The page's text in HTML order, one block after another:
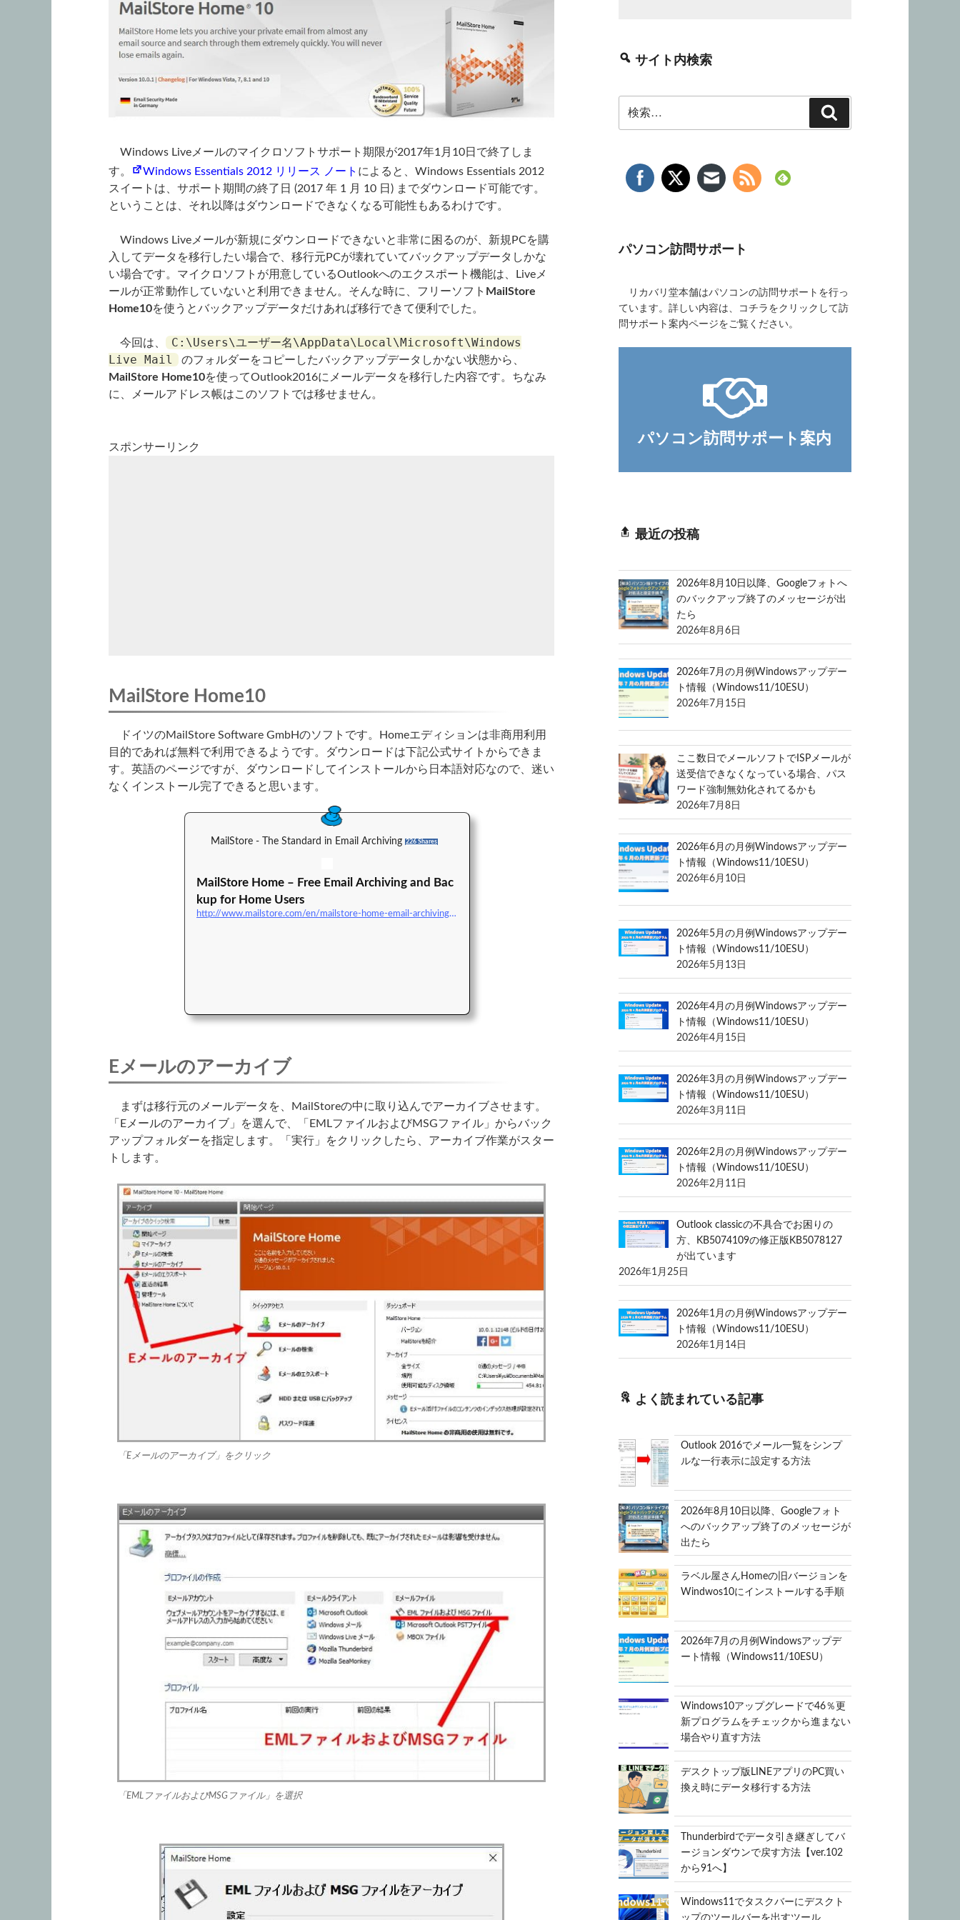
Windows Liveメールのマイクロソフトサポート期限が2017年1月10日で終了しま
す。
Windows Essentials 2012 リリース ノート によると、Windows Essentials 2012
スイートは、サポート期間の終了日 (2017 年 1 月 10 日) までダウンロード可能です。
ということは、それ以降はダウンロードできなくなる可能性もあるわけです。
Windows Liveメールが新規にダウンロードできないと非常に困るのが、新規PCを購
入してデータを移行したい場合で、移行元PCが壊れていてバックアップデータしかな
い場合です。マイクロソフトが用意しているOutlookへのエクスポート機能は、Liveメ
ールが正常動作していないと利用できません。そんな時に、フリーソフト MailStore
Home10を使うとバックアップデータだけあれば移行できて便利でした。
今回は、
C:\Users\ユーザー名\AppData\Local\Microsoft\Windows
Live Mail
のフォルダーをコピーしたバックアップデータしかない状態から、
MailStore Home10を使ってOutlook2016にメールデータを移行した内容です。ちなみ
に、メールアドレス帳はこのソフトでは移せません。
スポンサーリンク
MailStore Home10
ドイツのMailStore Software GmbHのソフトです。Homeエディションは非商用利用
目的であれば無料で利用できるようです。ダウンロードは下記公式サイトからできま
す。英語のページですが、ダウンロードしてインストールから日本語対応なので、迷い
なくインストール完了できると思います。
MailStore - The Standard in Email Archiving 226 Shares
MailStore Home – Free Email Archiving and Bac
kup for Home Users
http://www.mailstore.com/en/mailstore-home-email-archiving.aspx
Eメールのアーカイブ
まずは移行元のメールデータを、MailStoreの中に取り込んでアーカイブさせます。
「Eメールのアーカイブ」を選んで、「EMLファイルおよびMSGファイル」からバック
アップフォルダーを指定します。「実行」をクリックしたら、アーカイブ作業がスター
トします。
「Eメールのアーカイブ」をクリック
「EMLファイルおよびMSGファイル」を選択
サイト内検索
索:
索
パソコン訪問サポート
リカバリ堂本舗はパソコンの訪問サポートを行っ
ています。詳しい内容は、コチラをクリックして訪
問サポート案内ページをご覧ください。
パソコン訪問サポート案内
最近の投稿
2026年8月10日以降、Googleフォトへ
のバックアップ終了のメッセージが出
たら
2026年8月6日
2026年7月の月例Windowsアップデー
ト情報（Windows11/10ESU）
2026年7月15日
ここ数日でメールソフトでISPメールが
送受信できなくなっている場合、パス
ワード強制無効化されてるかも
2026年7月8日
2026年6月の月例Windowsアップデー
ト情報（Windows11/10ESU）
2026年6月10日
2026年5月の月例Windowsアップデー
ト情報（Windows11/10ESU）
2026年5月13日
2026年4月の月例Windowsアップデー
ト情報（Windows11/10ESU）
2026年4月15日
2026年3月の月例Windowsアップデー
ト情報（Windows11/10ESU）
2026年3月11日
2026年2月の月例Windowsアップデー
ト情報（Windows11/10ESU）
2026年2月11日
Outlook classicの不具合でお困りの
方、KB5074109の修正版KB5078127
が出ています
2026年1月25日
2026年1月の月例Windowsアップデー
ト情報（Windows11/10ESU）
2026年1月14日
よく読まれている記事
Outlook 2016でメール一覧をシンプ
ルな一行表示に設定する方法
2026年8月10日以降、Googleフォト
へのバックアップ終了のメッセージが
出たら
ラベル屋さんHomeの旧バージョンを
Windwos10にインストールする手順
2026年7月の月例Windowsアップデ
ート情報（Windows11/10ESU）
Windows10アップグレードで46％更
新プログラムをチェックから進まない
場合やり直す方法
デスクトップ版LINEアプリのPC買い
換え時にデータ移行する方法
Thunderbirdでデータ引き継ぎしてバ
ージョンダウンで戻す方法【ver.102
から91へ】
Windows11でタスクバーにデスクト
ップのツールバーを出すツール